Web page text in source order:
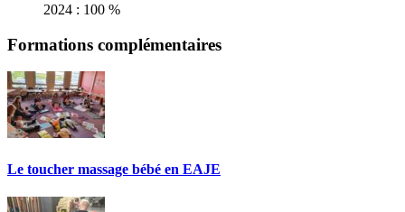
2024 : 100 %
Formations complémentaires
Le toucher massage bébé en EAJE